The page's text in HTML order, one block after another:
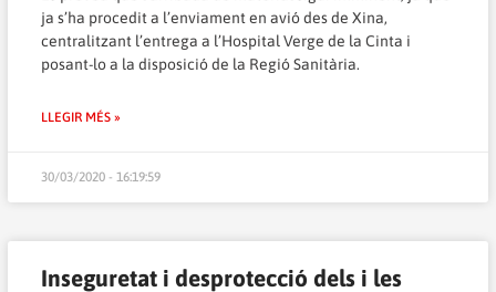
ja s’ha procedit a l’enviament en avió des de Xina,
centralitzant l’entrega a l’Hospital Verge de la Cinta i
posant-lo a la disposició de la Regió Sanitària.
LLEGIR MÉS »
30/03/2020 - 16:19:59
Inseguretat i desprotecció dels i les